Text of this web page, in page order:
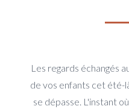
Les regards échangés
de vos enfants cet été-
se dépasse. L'instant